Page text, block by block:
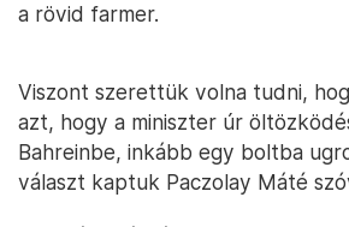
a rövid farmer.
Viszont szerettük volna tudni,
azt, hogy a miniszter úr
Bahreinbe, inkább egy boltba
választ kaptuk Paczolay Máté